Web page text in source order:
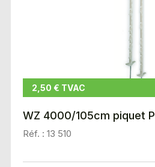
2,50 € TVAC
WZ 4000/105cm piquet
Réf. : 13 510